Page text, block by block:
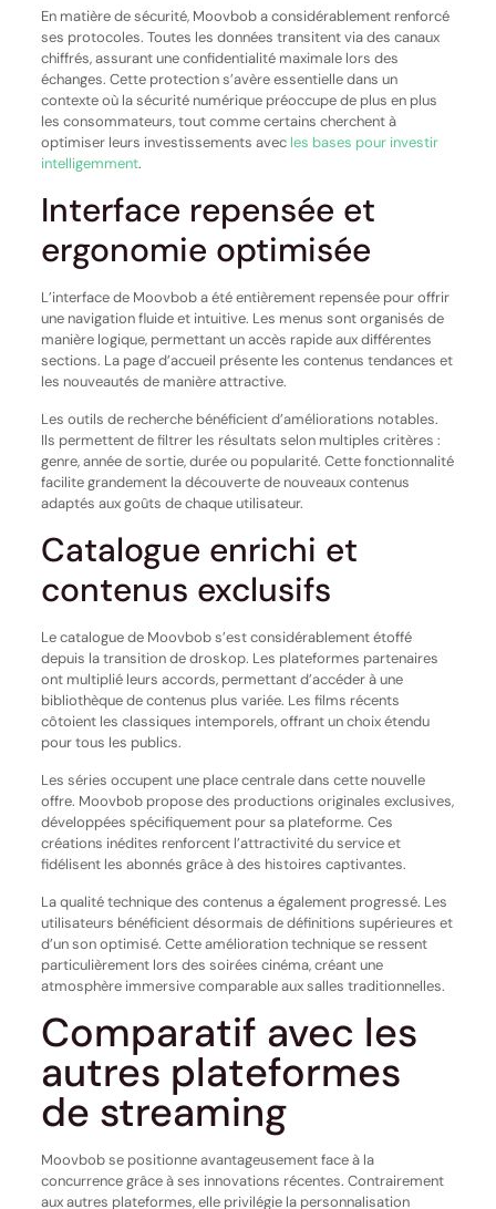
En matière de sécurité, Moovbob a considérablement renforcé
ses protocoles. Toutes les données transitent via des canaux
chiffrés, assurant une confidentialité maximale lors des
échanges. Cette protection s’avère essentielle dans un
contexte où la sécurité numérique préoccupe de plus en plus
les consommateurs, tout comme certains cherchent à
optimiser leurs investissements avec les bases pour investir
intelligemment.
Interface repensée et
ergonomie optimisée
L’interface de Moovbob a été entièrement repensée pour offrir
une navigation fluide et intuitive. Les menus sont organisés de
manière logique, permettant un accès rapide aux différentes
sections. La page d’accueil présente les contenus tendances et
les nouveautés de manière attractive.
Les outils de recherche bénéficient d’améliorations notables.
Ils permettent de filtrer les résultats selon multiples critères :
genre, année de sortie, durée ou popularité. Cette fonctionnalité
facilite grandement la découverte de nouveaux contenus
adaptés aux goûts de chaque utilisateur.
Catalogue enrichi et
contenus exclusifs
Le catalogue de Moovbob s’est considérablement étoffé
depuis la transition de droskop. Les plateformes partenaires
ont multiplié leurs accords, permettant d’accéder à une
bibliothèque de contenus plus variée. Les films récents
côtoient les classiques intemporels, offrant un choix étendu
pour tous les publics.
Les séries occupent une place centrale dans cette nouvelle
offre. Moovbob propose des productions originales exclusives,
développées spécifiquement pour sa plateforme. Ces
créations inédites renforcent l’attractivité du service et
fidélisent les abonnés grâce à des histoires captivantes.
La qualité technique des contenus a également progressé. Les
utilisateurs bénéficient désormais de définitions supérieures et
d’un son optimisé. Cette amélioration technique se ressent
particulièrement lors des soirées cinéma, créant une
atmosphère immersive comparable aux salles traditionnelles.
Comparatif avec les
autres plateformes
de streaming
Moovbob se positionne avantageusement face à la
concurrence grâce à ses innovations récentes. Contrairement
aux autres plateformes, elle privilégie la personnalisation